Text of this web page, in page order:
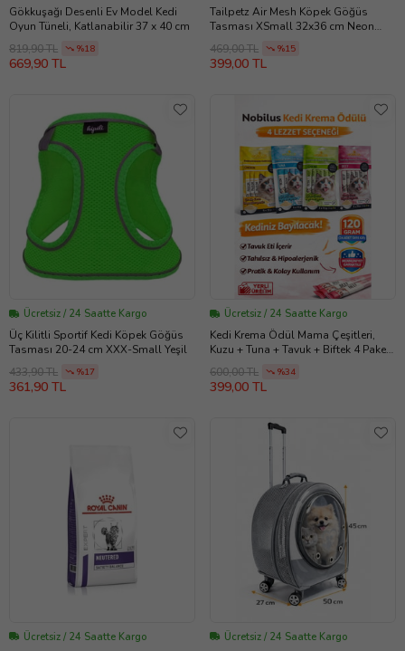
Gökkuşağı Desenli Ev Model Kedi
Oyun Tüneli, Katlanabilir 37 x 40 cm
819,90 TL
%18
669,90 TL
Tailpetz Air Mesh Köpek Göğüs
Tasması XSmall 32x36 cm Neon
Yeşil
469,00 TL %15
399,00 TL
Ücretsiz / 24 Saatte Kargo
Üç Kilitli Sportif Kedi Köpek Göğüs
Tasması 20-24 cm XXX-Small Yeşil
433,90 TL
%17
361,90 TL
Ücretsiz / 24 Saatte Kargo
Kedi Krema Ödül Mama Çeşitleri,
Kuzu + Tuna + Tavuk + Biftek 4 Paket
600,00 TL %34
399,00 TL
Ücretsiz / 24 Saatte Kargo Ücretsiz / 24 Saatte Kargo